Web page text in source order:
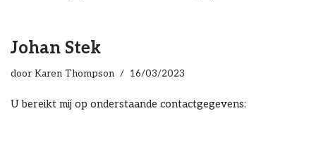
Johan Stek
door Karen Thompson 16/03/2023
U bereikt mij op onderstaande contactgegevens: